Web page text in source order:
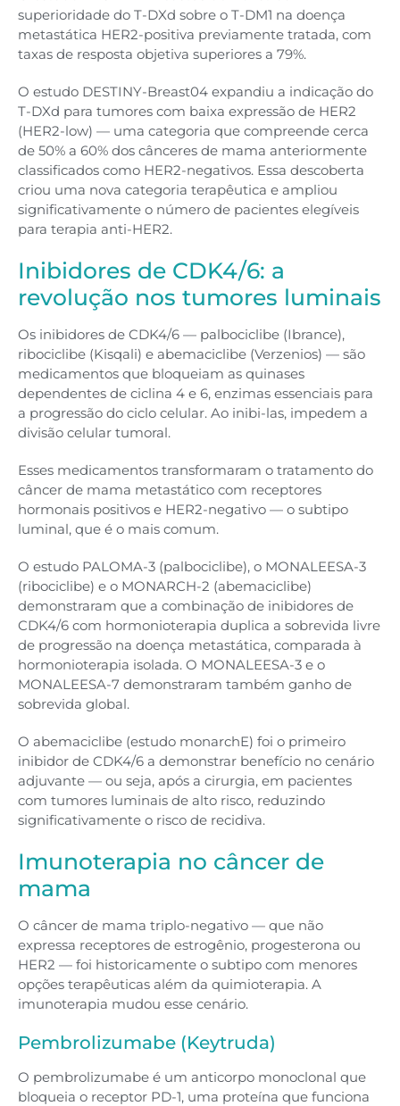
superioridade do T-DXd sobre o T-DM1 na doença
metastática HER2-positiva previamente tratada, com
taxas de resposta objetiva superiores a 79%.
O estudo DESTINY-Breast04 expandiu a indicação do
T-DXd para tumores com baixa expressão de HER2
(HER2-low) — uma categoria que compreende cerca
de 50% a 60% dos cânceres de mama anteriormente
classificados como HER2-negativos. Essa descoberta
criou uma nova categoria terapêutica e ampliou
significativamente o número de pacientes elegíveis
para terapia anti-HER2.
Inibidores de CDK4/6: a
revolução nos tumores luminais
Os inibidores de CDK4/6 — palbociclibe (Ibrance),
ribociclibe (Kisqali) e abemaciclibe (Verzenios) — são
medicamentos que bloqueiam as quinases
dependentes de ciclina 4 e 6, enzimas essenciais para
a progressão do ciclo celular. Ao inibi-las, impedem a
divisão celular tumoral.
Esses medicamentos transformaram o tratamento do
câncer de mama metastático com receptores
hormonais positivos e HER2-negativo — o subtipo
luminal, que é o mais comum.
O estudo PALOMA-3 (palbociclibe), o MONALEESA-3
(ribociclibe) e o MONARCH-2 (abemaciclibe)
demonstraram que a combinação de inibidores de
CDK4/6 com hormonioterapia duplica a sobrevida livre
de progressão na doença metastática, comparada à
hormonioterapia isolada. O MONALEESA-3 e o
MONALEESA-7 demonstraram também ganho de
sobrevida global.
O abemaciclibe (estudo monarchE) foi o primeiro
inibidor de CDK4/6 a demonstrar benefício no cenário
adjuvante — ou seja, após a cirurgia, em pacientes
com tumores luminais de alto risco, reduzindo
significativamente o risco de recidiva.
Imunoterapia no câncer de
mama
O câncer de mama triplo-negativo — que não
expressa receptores de estrogênio, progesterona ou
HER2 — foi historicamente o subtipo com menores
opções terapêuticas além da quimioterapia. A
imunoterapia mudou esse cenário.
Pembrolizumabe (Keytruda)
O pembrolizumabe é um anticorpo monoclonal que
bloqueia o receptor PD-1, uma proteína que funciona